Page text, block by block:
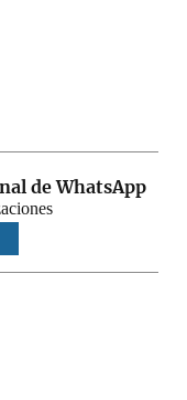
de WhatsApp